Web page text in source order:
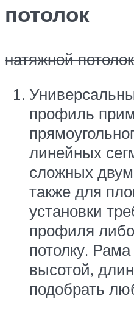
потолок
натяжной потолок
профиль
линейных
сложных
также для
установки
профиля
потолку.
высотой,
подобрать